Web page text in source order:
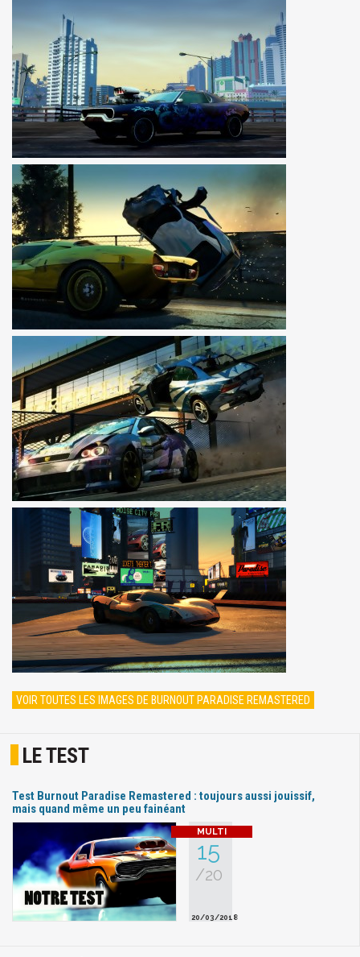
VOIR TOUTES LES IMAGES DE BURNOUT PARADISE REMASTERED
LE TEST
Test Burnout Paradise Remastered : toujours aussi jouissif,
mais quand même un peu fainéant
15
/20
20/03/2018